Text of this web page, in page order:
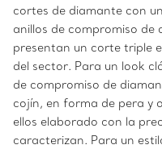
cortes de diamante con
anillos de compromiso de
presentan un corte triple
del sector. Para un look
de compromiso de
cojín, en forma de pera y
ellos elaborado con la
caracterizan. Para un